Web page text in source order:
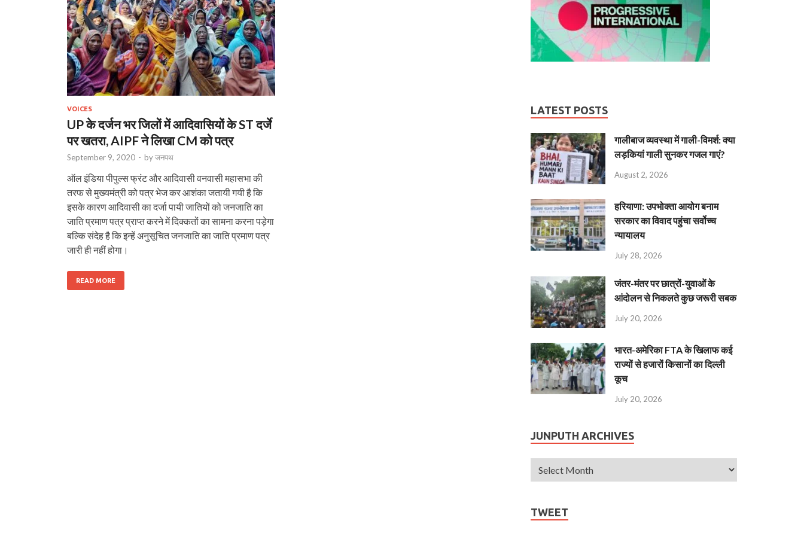
VOICES
UP के दर्जन भर जिलों में आदिवासियों के ST दर्जे
पर खतरा, AIPF ने लिखा CM को पत्र
September 9, 2020 - byजनपथ
ऑल इंडिया पीपुल्स फ्रंट और आदिवासी वनवासी महासभा की
तरफ से मुख्यमंत्री को पत्र भेज कर आशंका जतायी गयी है कि
इसके कारण आदिवासी का दर्जा पायी जातियों को जनजाति का
जाति प्रमाण पत्र प्राप्त करने में दिक्कतों का सामना करना पड़ेगा
बल्कि संदेह है कि इन्हें अनुसूचित जनजाति का जाति प्रमाण पत्र
जारी ही नहीं होगा।
READ MORE
LATEST POSTS
गालीबाज व्‍यवस्‍था में गाली-विमर्श: क्या
लड़कियां गाली सुनकर गजल गाएं?
August 2, 2026
हरियाणा: उपभोक्ता आयोग बनाम
सरकार का विवाद पहुंचा सर्वोच्च
न्यायालय
July 28, 2026
जंतर-मंतर पर छात्रों-युवाओं के
आंदोलन से निकलते कुछ जरूरी सबक
July 20, 2026
भारत-अमेरिका FTA के खिलाफ कई
राज्यों से हजारों किसानों का दिल्ली
कूच
July 20, 2026
JUNPUTH ARCHIVES
TWEET